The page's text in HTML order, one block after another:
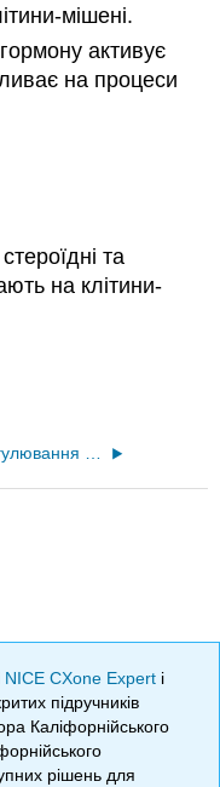
мішені.
активує
на процеси
та
на клітини-
NICE CXone Expert і
підручників
Каліфорнійського
рішень для